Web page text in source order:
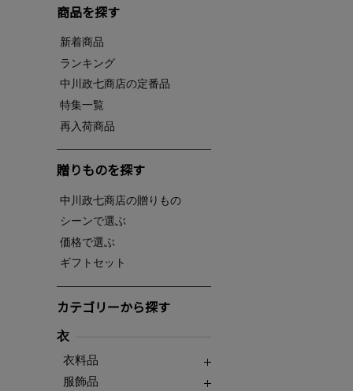
商品を探す
新着商品
ランキング
中川政七商店の定番品
特集一覧
再入荷商品
贈りものを探す
中川政七商店の贈りもの
シーンで選ぶ
価格で選ぶ
ギフトセット
カテゴリーから探す
衣
衣料品
服飾品